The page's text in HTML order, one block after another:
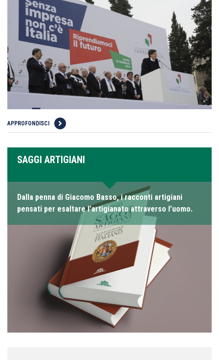
APPROFONDISCI
SAGGI ARTIGIANI
Dalla penna di Giacomo Basso, i racconti artigiani
pensati per esaltare l’artigianato attraverso l’uomo.